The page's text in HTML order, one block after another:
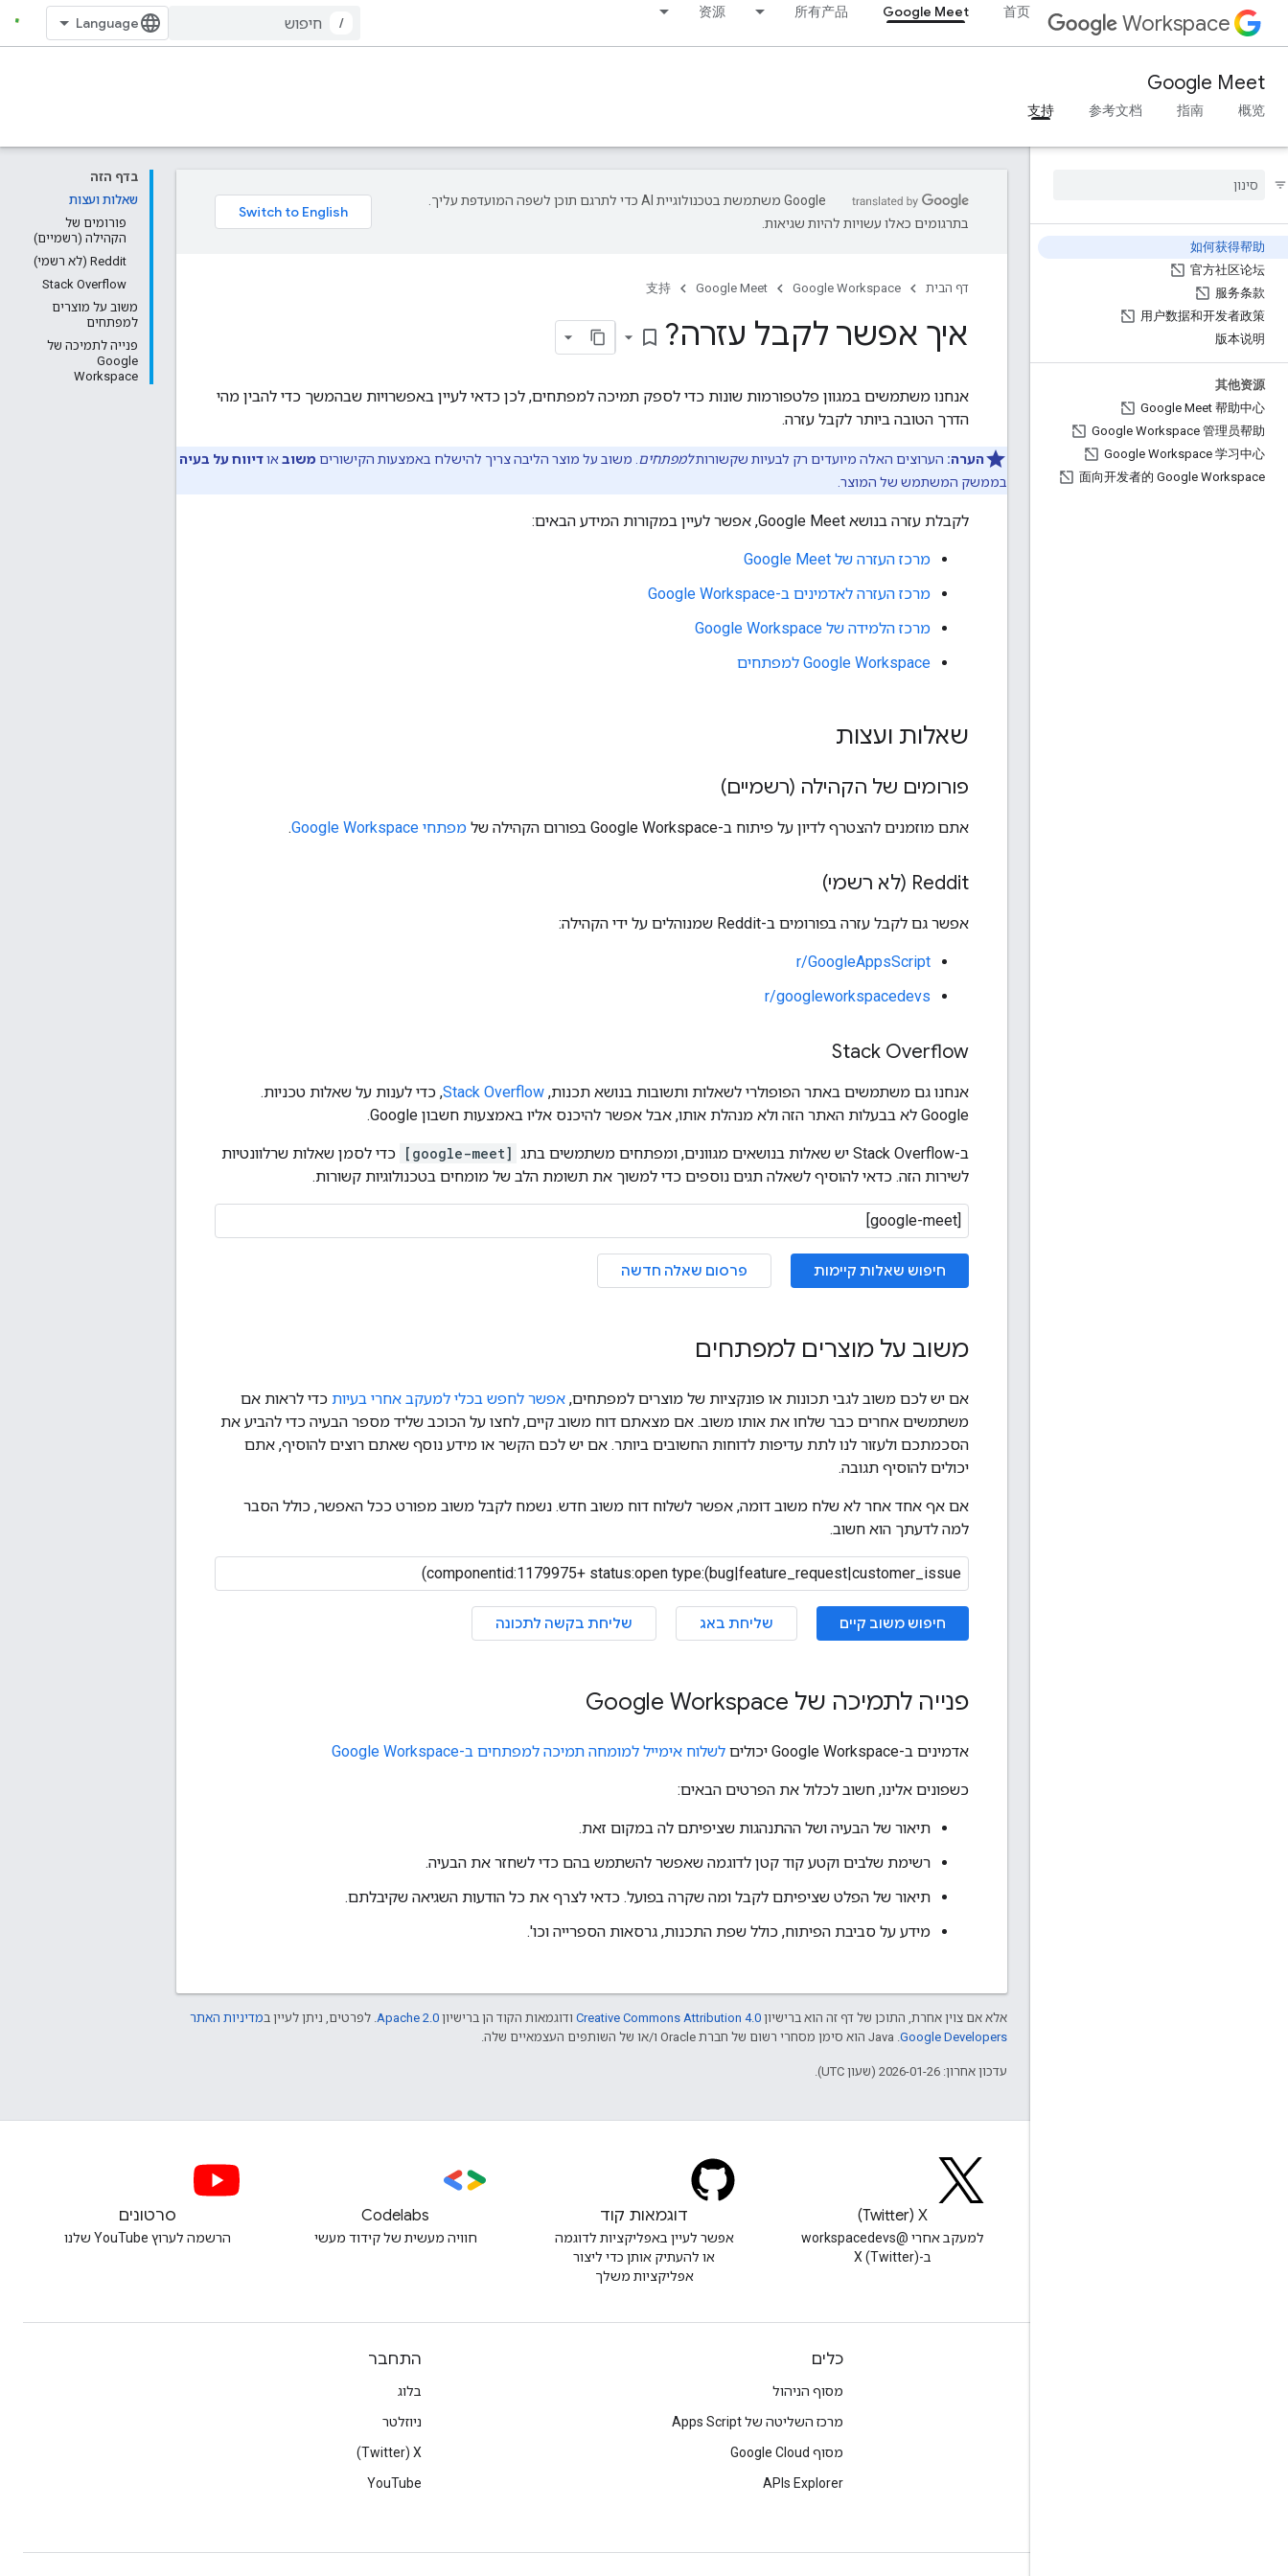
Workspace
首页
Google Meet
所有产品
资源
/
Google Meet
概览
指南
参考文档
支持
如何获得帮助
官方社区论坛
服务条款
用户数据和开发者政策
版本说明
其他资源
Google Meet 帮助中心
Google Workspace 管理员帮助
Google Workspace 学习中心
面向开发者的 Google Workspace
בדף הזה
שאלות ועצות
פורומים של
הקהילה (רשמיים)
Reddit (לא רשמי)
Stack Overflow
משוב על מוצרים
למפתחים
פנייה לתמיכה של
Google
Workspace
‫Google משתמשת בטכנולוגיית AI כדי לתרגם תוכן לשפה המועדפת עליך.
בתרגומים כאלו עשויות להיות שגיאות.
דף הבית Google Workspace
Google Meet
支持
איך אפשר לקבל עזרה? bookmark_border
אנחנו משתמשים במגוון פלטפורמות שונות כדי לספק תמיכה למפתחים, לכן כדאי לעיין באפשרויות שבהמשך כדי להבין מהי
הדרך הטובה ביותר לקבל עזרה.
הערה: הערוצים האלה מיועדים רק לבעיות שקשורותלמפתחים . משוב על מוצר הליבה צריך להישלח באמצעות הקישורים משובאודיווח על בעיה
בממשק המשתמש של המוצר.
לקבלת עזרה בנושא Google Meet, אפשר לעיין במקורות המידע הבאים:
מרכז העזרה של Google Meet
מרכז העזרה לאדמינים ב-Google Workspace
מרכז הלמידה של Google Workspace
Google Workspace למפתחים
שאלות ועצות
פורומים של הקהילה (רשמיים)
אתם מוזמנים להצטרף לדיון על פיתוח ב-Google Workspace בפורום הקהילה של מפתחי Google Workspace .
Reddit (לא רשמי)
אפשר גם לקבל עזרה בפורומים ב-Reddit שמנוהלים על ידי הקהילה:
r/GoogleAppsScript
r/googleworkspacedevs
Stack Overflow
אנחנו גם משתמשים באתר הפופולרי לשאלות ותשובות בנושא תכנות, Stack Overflow, כדי לענות על שאלות טכניות.
‫Google לא בבעלות האתר הזה ולא מנהלת אותו, אבל אפשר להיכנס אליו באמצעות חשבון Google.
ב-Stack Overflow יש שאלות בנושאים מגוונים, ומפתחים משתמשים בתג [google-meet] כדי לסמן שאלות שרלוונטיות
לשירות הזה. כדאי להוסיף לשאלה תגים נוספים כדי למשוך את תשומת הלב של מומחים בטכנולוגיות קשורות.
חיפוש שאלות קיימות פרסום שאלה חדשה
משוב על מוצרים למפתחים
אם יש לכם משוב לגבי תכונות או פונקציות של מוצרים למפתחים, אפשר לחפש בכלי למעקב אחרי בעיות כדי לראות אם
משתמשים אחרים כבר שלחו את אותו משוב. אם מצאתם דוח משוב קיים, לחצו על הכוכב שליד מספר הבעיה כדי להביע את
הסכמתכם ולעזור לנו לתת עדיפות לדוחות החשובים ביותר. אם יש לכם הקשר או מידע נוסף שאתם רוצים להוסיף, אתם
יכולים להוסיף תגובה.
אם אף אחד אחר לא שלח משוב דומה, אפשר לשלוח דוח משוב חדש. נשמח לקבל משוב מפורט ככל האפשר, כולל הסבר
למה לדעתך הוא חשוב.
חיפוש משוב קיים שליחת באג שליחת בקשה לתכונה
פנייה לתמיכה של Google Workspace
אדמינים ב-Google Workspace יכולים לשלוח אימייל למומחה תמיכה למפתחים ב-Google Workspace
כשפונים אלינו, חשוב לכלול את הפרטים הבאים:
תיאור של הבעיה ושל ההתנהגות שציפיתם לה במקום זאת.
רשימת שלבים וקטע קוד קטן לדוגמה שאפשר להשתמש בהם כדי לשחזר את הבעיה.
תיאור של הפלט שציפיתם לקבל ומה שקרה בפועל. כדאי לצרף את כל הודעות השגיאה שקיבלתם.
מידע על סביבת הפיתוח, כולל שפת התכנות, גרסאות הספרייה וכו'.
אלא אם צוין אחרת, התוכן של דף זה הוא ברישיון Creative Commons Attribution 4.0 ודוגמאות הקוד הן ברישיון Apache 2.0 . לפרטים, ניתן לעיין במדיניות האתר
Google Developers‏
עדכון אחרון: 2026-01-26 (שעון UTC).
X‏ (Twitter)
למעקב אחרי @workspacedevs
ב-X (Twitter)
דוגמאות קוד
אפשר לעיין באפליקציות לדוגמה
או להעתיק אותן כדי ליצור
אפליקציות משלך
Codelabs
חוויה מעשית של קידוד מעשי
סרטונים
הרשמה לערוץ YouTube שלנו
כלים
מסוף הניהול
מרכז השליטה של Apps Script
מסוף Google Cloud
APIs Explorer
התחבר
בלוג
ניוזלטר
X‏ (Twitter)
YouTube